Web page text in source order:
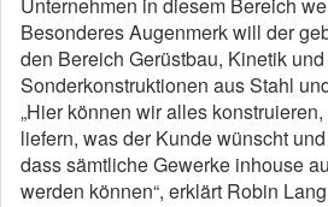
Unternehmen in diesem Bereich
Besonderes Augenmerk will der
den Bereich Gerüstbau, Kinetik
Sonderkonstruktionen aus Stahl
„Hier können wir alles
liefern, was der Kunde wünscht
dass sämtliche Gewerke inhouse
werden können“, erklärt Robin